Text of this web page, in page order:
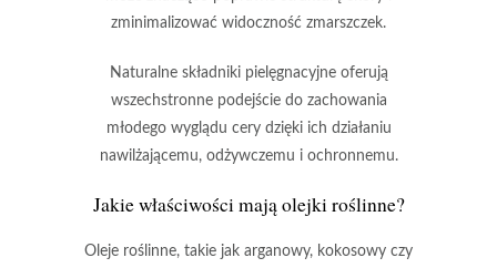
zminimalizować widoczność zmarszczek.
Naturalne składniki pielęgnacyjneoferują
wszechstronne podejście do zachowania
młodego wyglądu cery dzięki ich działaniu
nawilżającemu, odżywczemu i ochronnemu.
Jakie właściwości mają olejki roślinne?
Oleje roślinne, takie jak arganowy, kokosowy czy